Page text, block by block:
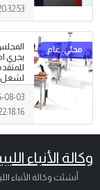
أسس
يجري
لشغل
مختار
08-03
وكالة الأنباء
أنشئت وكالة الأنباء الليبية بموجب